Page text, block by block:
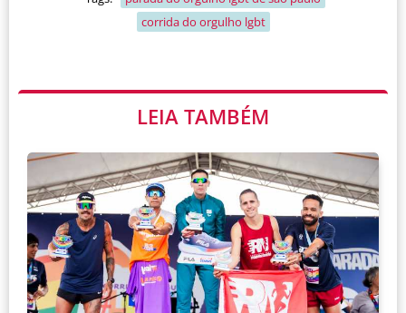
corrida do orgulho lgbt
LEIA TAMBÉM